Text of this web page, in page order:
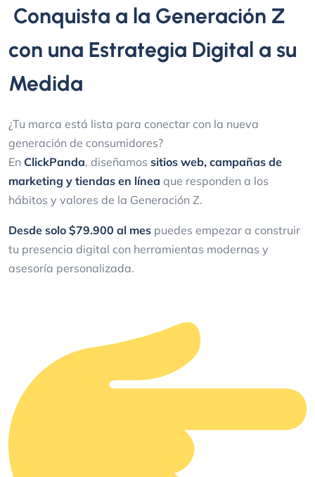
Conquista a la Generación Z
con una Estrategia Digital a su
Medida
¿Tu marca está lista para conectar con la nueva
generación de consumidores?
En ClickPanda, diseñamos sitios web, campañas de
marketing y tiendas en línea que responden a los
hábitos y valores de la Generación Z.
Desde solo $79.900 al mes puedes empezar a construir
tu presencia digital con herramientas modernas y
asesoría personalizada.